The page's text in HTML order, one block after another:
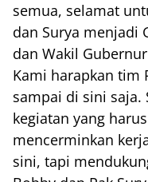
semua, selamat
dan Surya menjadi
dan Wakil
Kami harapkan tim
sampai di sini saja.
kegiatan yang
mencerminkan
sini, tapi